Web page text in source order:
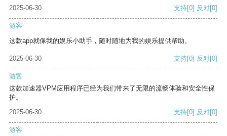
2025-06-30
支持[0] 反对[0]
游客
这款app就像我的娱乐小助手，随时随地为我的娱乐提供帮助。
2025-06-30 支持[0] 反对[0]
游客
这款加速器VPM应用程序已经为我们带来了无限的流畅体验和安全性保
护。
2025-06-30
支持[0] 反对[0]
游客